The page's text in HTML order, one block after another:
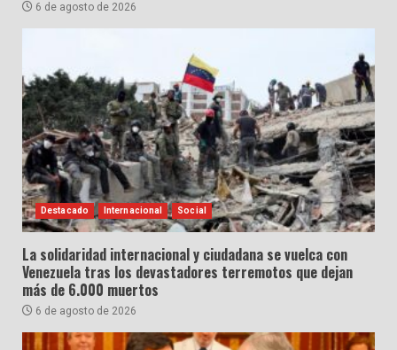
6 de agosto de 2026
Destacado Internacional Social
La solidaridad internacional y ciudadana se vuelca con
Venezuela tras los devastadores terremotos que dejan
más de 6.000 muertos
6 de agosto de 2026